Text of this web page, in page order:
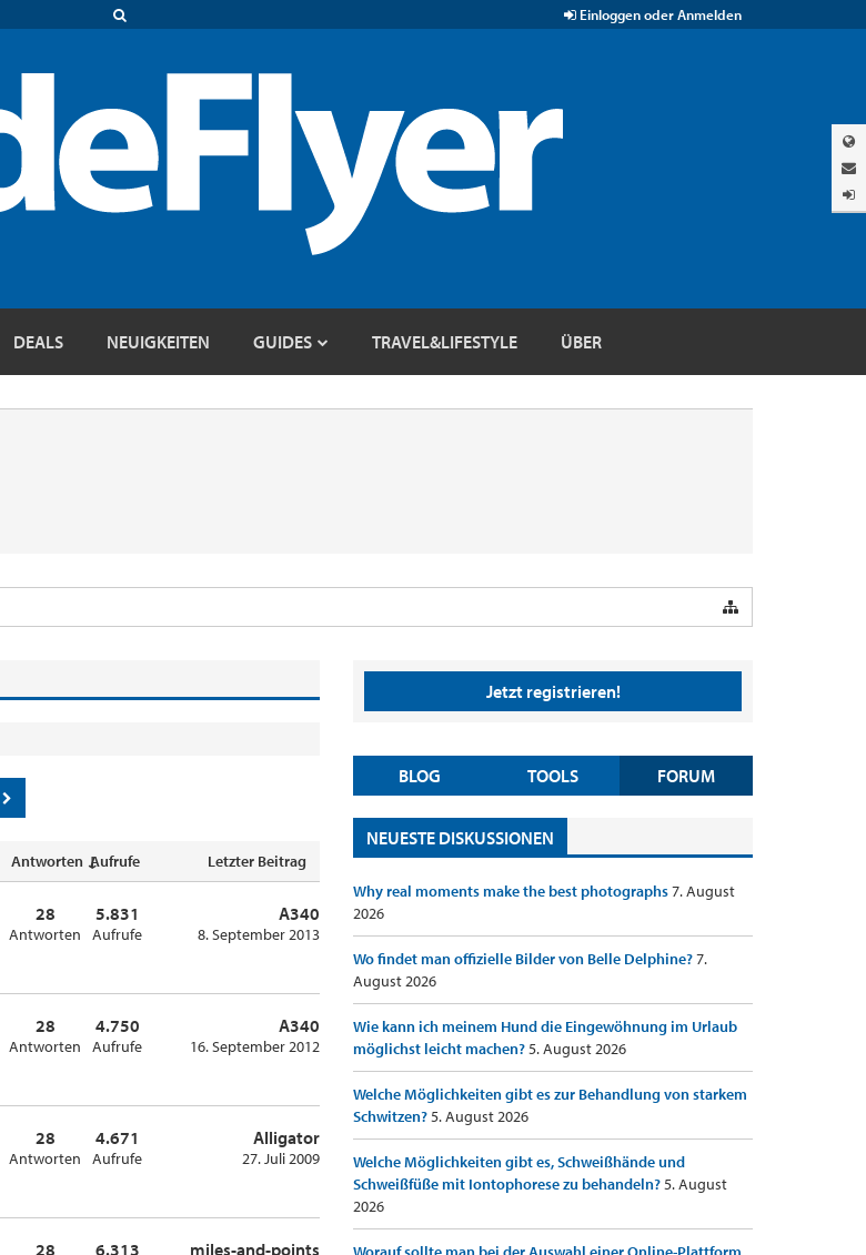
Einloggen oder Anmelden
DEALS NEUIGKEITEN GUIDES TRAVEL&LIFESTYLE ÜBER
Antworten ↓Aufrufe Letzter Beitrag
28
Antworten
5.831
Aufrufe
A340
8. September 2013
28
Antworten
4.750
Aufrufe
A340
16. September 2012
28
Antworten
4.671
Aufrufe
Alligator
27. Juli 2009
28 6.313 miles-and-points
Jetzt registrieren!
BLOG TOOLS FORUM
NEUESTE DISKUSSIONEN
Why real moments make the best photographs7. August
2026
Wo findet man offizielle Bilder von Belle Delphine?7.
August 2026
Wie kann ich meinem Hund die Eingewöhnung im Urlaub
möglichst leicht machen?5. August 2026
Welche Möglichkeiten gibt es zur Behandlung von starkem
Schwitzen?5. August 2026
Welche Möglichkeiten gibt es, Schweißhände und
Schweißfüße mit Iontophorese zu behandeln?5. August
2026